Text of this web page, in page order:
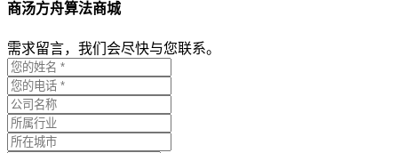
商汤方舟算法商城
需求留言，我们会尽快与您联系。